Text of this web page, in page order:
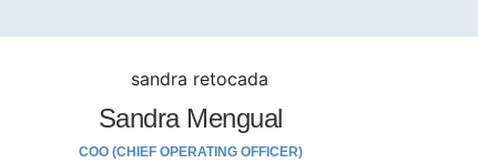
Sandra Mengual
COO (CHIEF OPERATING OFFICER)